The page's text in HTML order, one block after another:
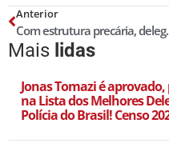
Anterior
Com
Mais lidas
Jonas Tomazi é aprovado,
na Lista dos Melhores
Polícia do Brasil! Censo